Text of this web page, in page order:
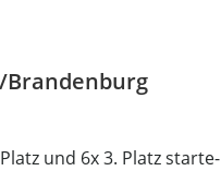
und 6x 3. Platz star­te­